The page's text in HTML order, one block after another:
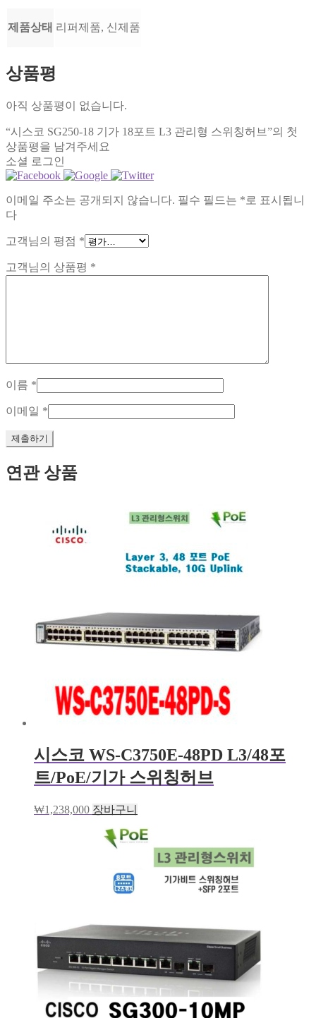
제품상태 리퍼제품, 신제품
상품평
아직 상품평이 없습니다.
“시스코 SG250-18 기가 18포트 L3 관리형 스위칭허브”의 첫
상품평을 남겨주세요
소셜 로그인
이메일 주소는 공개되지 않습니다. 필수 필드는 * 로 표시됩니
다
고객님의 평점 *
고객님의 상품평 *
이름 *
이메일 *
연관 상품
시스코 WS-C3750E-48PD L3/48포
트/PoE/기가 스위칭허브
₩1,238,000 장바구니